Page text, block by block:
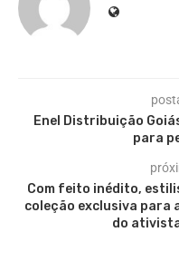
Enel Distribuição
para
Com feito inédito,
coleção exclusiva para
do